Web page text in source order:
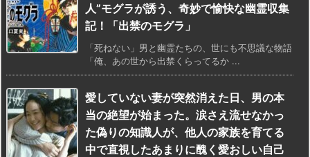
人”モグラが誘う、奇妙で愉快な幽霊収集
記！「出禁のモグラ」
「死ねない」男と幽霊たちの、世にも不思議な物語
「俺、あの世から出禁くらってるか ...
愛していない妻が突然消えた日、男の本
当の絶望が始まった。涙さえ流せなかっ
た偽りの知識人が、他人の家族を育てる
中で直視したあまりに醜く愛おしい自己